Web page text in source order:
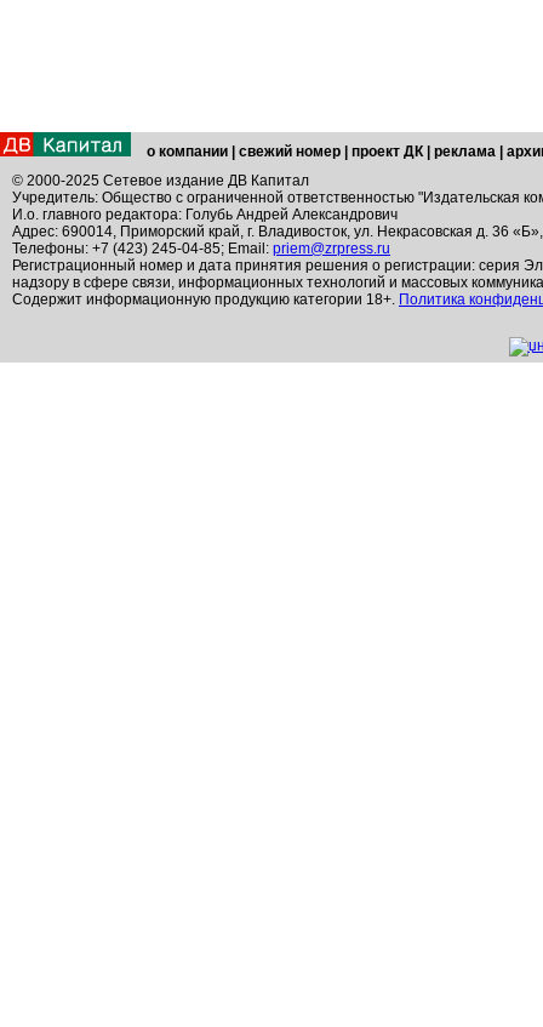
о компании свежий номер проект ДК реклама
© 2000-2025 Сетевое издание ДВ Капитал
Учредитель: Общество с ограниченной ответственностью "Издательская
И.о. главного редактора: Голубь Андрей Александрович
Адрес: 690014, Приморский край, г. Владивосток, ул. Некрасовская д. 36
Телефоны: +7 (423) 245-04-85; Email: priem@zrpress.ru
Регистрационный номер и дата принятия решения о регистрации: серия
надзору в сфере связи, информационных технологий и массовых
Содержит информационную продукцию категории 18+. Политика